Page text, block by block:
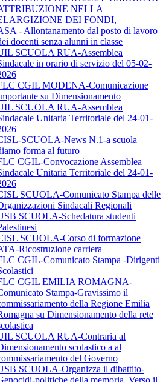
NELLA
DEI FONDI,
- Allontanamento dal posto di lavoro
docenti senza alunni in classe
SCUOLA RUA-Assemblea
in orario di servizio del 05-02-
CGIL MODENA-Comunicazione
su Dimensionamento
SCUOLA RUA-Assemblea
Unitaria Territoriale del 24-01-
SCUOLA-News N.1-a scuola
forma al futuro
CGIL-Convocazione Assemblea
Unitaria Territoriale del 24-01-
SCUOLA-Comunicato Stampa delle
Sindacali Regionali
SCUOLA-Schedatura studenti
SCUOLA-Corso di formazione
Ricostruzione carriera
CGIL-Comunicato Stampa -Dirigenti
CGIL EMILIA ROMAGNA-
Stampa-Gravissimo il
della Regione Emilia
su Dimensionamento della rete
SCUOLA RUA-Contraria al
scolastico a al
del Governo
SCUOLA-Organizza il dibattito-